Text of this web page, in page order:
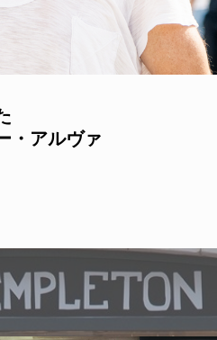
・アルヴァ